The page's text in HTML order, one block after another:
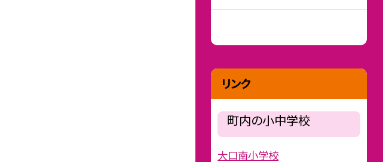
リンク
町内の小中学校
大口南小学校